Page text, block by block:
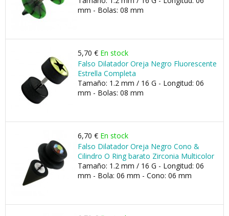
mm - Bolas: 08 mm
5,70 € En stock
Falso Dilatador Oreja Negro Fluorescente
Estrella Completa
Tamaño: 1.2 mm / 16 G - Longitud: 06
mm - Bolas: 08 mm
6,70 € En stock
Falso Dilatador Oreja Negro Cono &
Cilindro O Ring barato Zirconia Multicolor
Tamaño: 1.2 mm / 16 G - Longitud: 06
mm - Bola: 06 mm - Cono: 06 mm